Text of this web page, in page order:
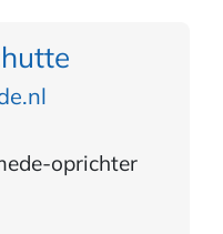
oprichter